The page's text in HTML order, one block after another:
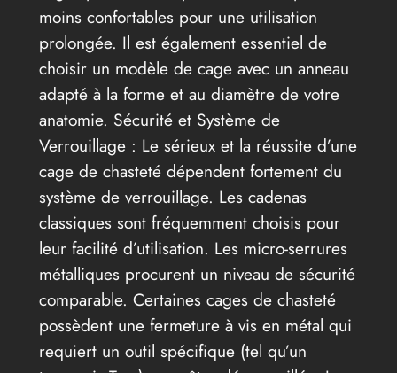
moins confortables pour une utilisation
prolongée. Il est également essentiel de
choisir un modèle de cage avec un anneau
adapté à la forme et au diamètre de votre
anatomie. Sécurité et Système de
Verrouillage : Le sérieux et la réussite d’une
cage de chasteté dépendent fortement du
système de verrouillage. Les cadenas
classiques sont fréquemment choisis pour
leur facilité d’utilisation. Les micro-serrures
métalliques procurent un niveau de sécurité
comparable. Certaines cages de chasteté
possèdent une fermeture à vis en métal qui
requiert un outil spécifique (tel qu’un